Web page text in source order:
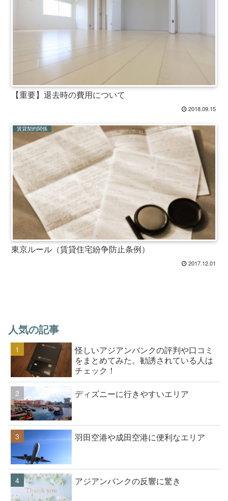
【重要】退去時の費用について
2018.09.15
賃貸契約関係
東京ルール（賃貸住宅紛争防止条例）
2017.12.01
人気の記事
怪しいアジアンバンクの評判や口コミ
をまとめてみた。勧誘されている人は
チェック！
ディズニーに行きやすいエリア
羽田空港や成田空港に便利なエリア
アジアンバンクの反響に驚き